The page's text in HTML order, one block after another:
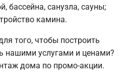
бассейна, санузла, сауны;
камина.
того, чтобы построить
нашими услугами и ценами?
дома по промо-акции.